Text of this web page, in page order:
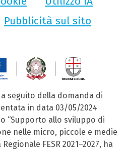
Pubblicità sul sito
a seguito della domanda di
in data 03/05/2024
“Supporto allo sviluppo di
nelle micro, piccole e medie
FESR 2021–2027, ha